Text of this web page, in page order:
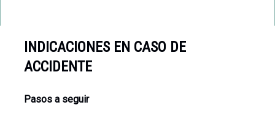
INDICACIONES EN CASO DE
ACCIDENTE
Pasos a seguir